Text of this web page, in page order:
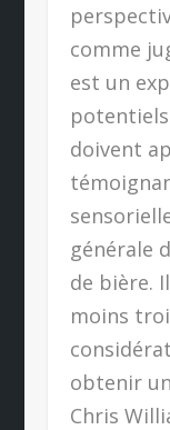
comme
est un
doivent
générale
de bière.
moins
obtenir
Chris